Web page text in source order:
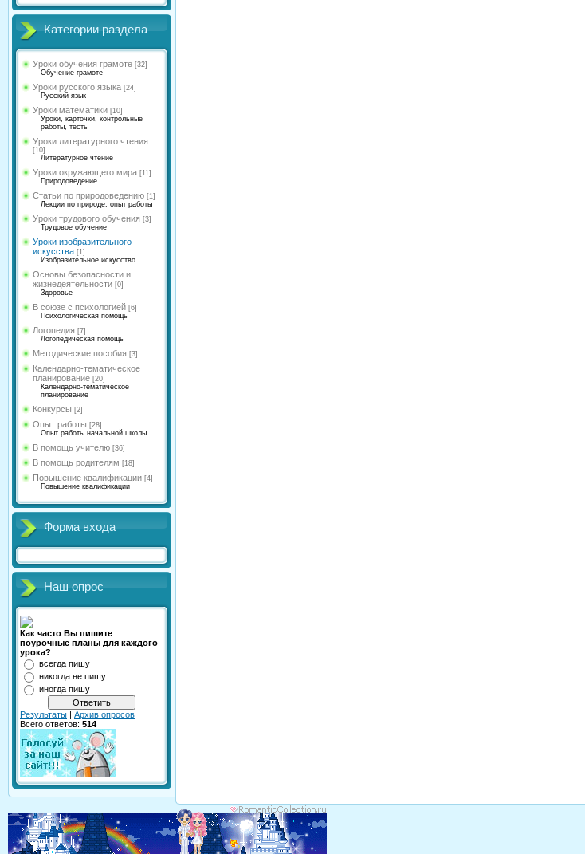
Категории раздела
Уроки обучения грамоте [32]
Обучение грамоте
Уроки русского языка [24]
Русский язык
Уроки математики [10]
Уроки, карточки, контрольные
работы, тесты
Уроки литературного чтения
[10]
Литературное чтение
Уроки окружающего мира [11]
Природоведение
Статьи по природоведению [1]
Лекции по природе, опыт работы
Уроки трудового обучения [3]
Трудовое обучение
Уроки изобразительного
искусства [1]
Изобразительное искусство
Основы безопасности и
жизнедеятельности [0]
Здоровье
В союзе с психологией [6]
Психологическая помощь
Логопедия [7]
Логопедическая помощь
Методические пособия [3]
Календарно-тематическое
планирование [20]
Календарно-тематическое
планирование
Конкурсы [2]
Опыт работы [28]
Опыт работы начальной школы
В помощь учителю [36]
В помощь родителям [18]
Повышение квалификации [4]
Повышение квалификации
Форма входа
Наш опрос
Как часто Вы пишите
поурочные планы для каждого
урока?
всегда пишу
никогда не пишу
иногда пишу
Результаты | Архив опросов
Всего ответов: 514